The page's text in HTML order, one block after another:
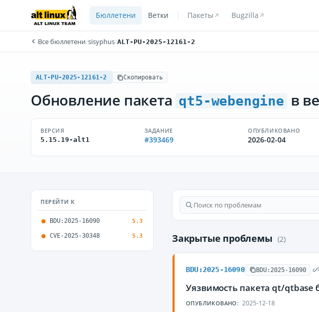
Бюллетени Ветки Пакеты Bugzilla
Все бюллетени/sisyphus/ALT-PU-2025-12161-2
ALT-PU-2025-12161-2 Скопировать
Обновление пакета qt5-webengine в
ВЕРСИЯ
5.15.19-alt1
ЗАДАНИЕ
#393469
ОПУБЛИКОВАНО
2026-02-04
ПЕРЕЙТИ К
BDU:2025-16090 5.3
CVE-2025-30348 5.3 Закрытые проблемы (2)
BDU:2025-16090 BDU:2025-16090
Уязвимость пакета qt/
ОПУБЛИКОВАНО: 2025-12-18